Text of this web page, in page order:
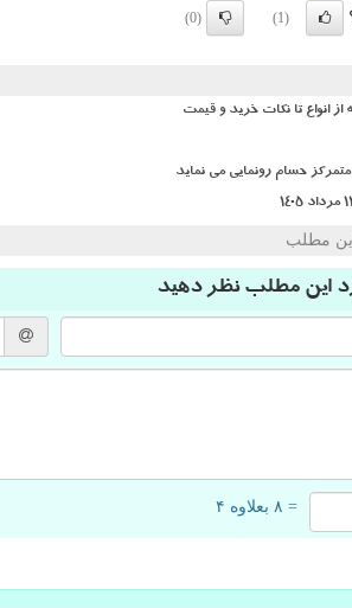
(1)
(0)
از انواع تا نکات خرید و قیمت
حسام رونمایی می نماید
مطلب
این مطلب نظر دهید
= ۸ بعلاوه ۴